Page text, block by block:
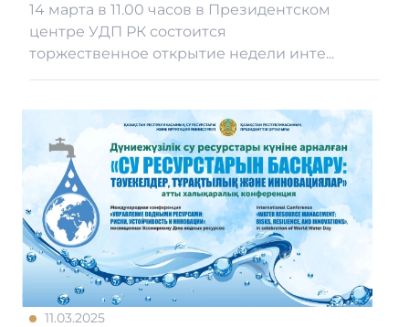
14 марта в 11.00 часов в Президентском
центре УДП РК состоится
торжественное открытие недели инте...
11.03.2025